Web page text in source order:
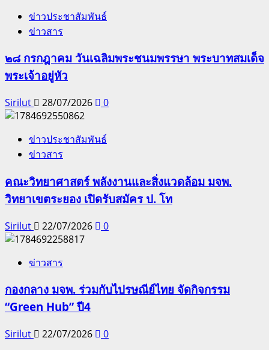
ข่าวประชาสัมพันธ์
ข่าวสาร
๒๘ กรกฎาคม วันเฉลิมพระชนมพรรษา พระบาทสมเด็จ
พระเจ้าอยู่หัว
Sirilut 28/07/2026 0
ข่าวประชาสัมพันธ์
ข่าวสาร
คณะวิทยาศาสตร์ พลังงานและสิ่งแวดล้อม มจพ.
วิทยาเขตระยอง เปิดรับสมัคร ป. โท
Sirilut 22/07/2026 0
ข่าวสาร
กองกลาง มจพ. ร่วมกับไปรษณีย์ไทย จัดกิจกรรม
“Green Hub” ปี4
Sirilut 22/07/2026 0